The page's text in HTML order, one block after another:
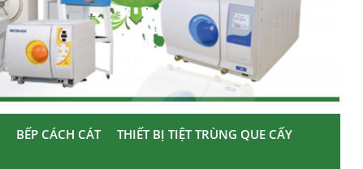
BẾP CÁCH CÁT
THIẾT BỊ TIỆT TRÙNG QUE CẤY